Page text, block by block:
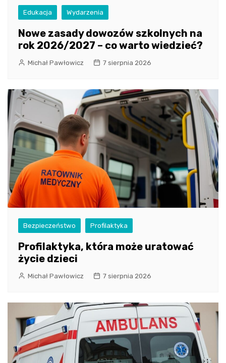
Edukacja Wydarzenia
Nowe zasady dowozów szkolnych na
rok 2026/2027 – co warto wiedzieć?
Michał Pawłowicz 7 sierpnia 2026
Bezpieczeństwo Profilaktyka
Profilaktyka, która może uratować
życie dzieci
Michał Pawłowicz 7 sierpnia 2026